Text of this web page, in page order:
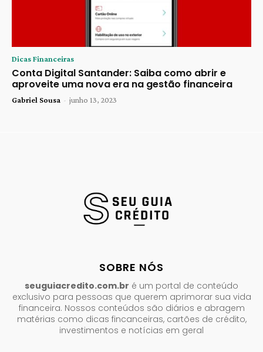
Dicas Financeiras
Conta Digital Santander: Saiba como abrir e
aproveite uma nova era na gestão financeira
Gabriel Sousa - junho 13, 2023
SOBRE NÓS
seuguiacredito.com.br é um portal de conteúdo
exclusivo para pessoas que querem aprimorar sua vida
financeira. Nossos conteúdos são diários e abragem
matérias como dicas fincanceiras, cartões de crédito,
investimentos e notícias em geral